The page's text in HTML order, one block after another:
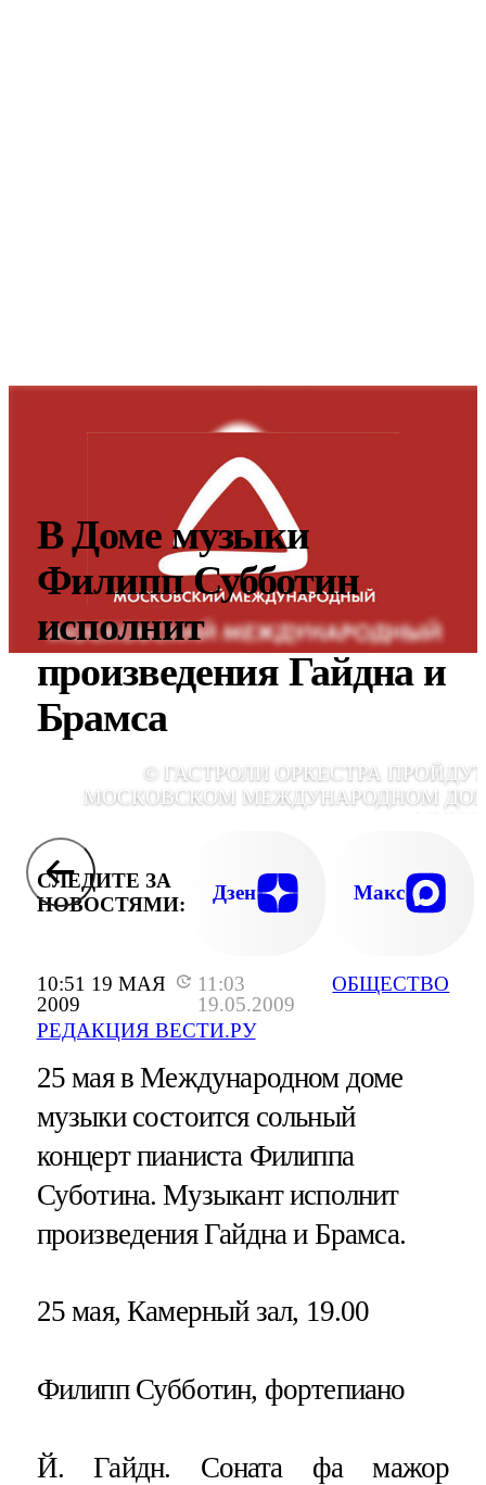
10:51 19 МАЯ
2009
11:03
19.05.2009
РЕДАКЦИЯ ВЕСТИ.РУ
ОБЩЕСТВО
В Доме музыки
Филипп Субботин
исполнит
произведения Гайдна и
Брамса
© ГАСТРОЛИ ОРКЕСТРА
МОСКОВСКОМ МЕЖДУНАРОДНОМ
СЛЕДИТЕ ЗА
НОВОСТЯМИ:
Дзен Макс
25 мая в Международном доме
музыки состоится сольный
концерт пианиста Филиппа
Суботина. Музыкант исполнит
произведения Гайдна и Брамса.
25 мая, Камерный зал, 19.00
Филипп Субботин, фортепиано
Й. Гайдн. Соната фа мажор